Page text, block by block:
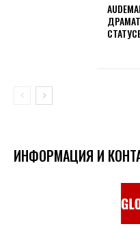
ИНФОРМАЦИЯ И